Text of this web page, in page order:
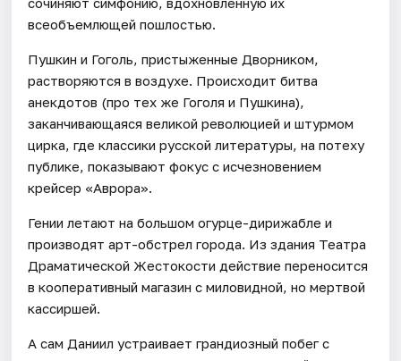
всеобъемлющей пошлостью.
Пушкин и Гоголь, пристыженные Дворником,
растворяются в воздухе. Происходит битва
анекдотов (про тех же Гоголя и Пушкина),
заканчивающаяся великой революцией и штурмом
цирка, где классики русской литературы, на потеху
публике, показывают фокус с исчезновением
крейсер «Аврора».
Гении летают на большом огурце-дирижабле и
производят арт-обстрел города. Из здания Театра
Драматической Жестокости действие переносится
в кооперативный магазин с миловидной, но мертвой
кассиршей.
А сам Даниил устраивает грандиозный побег с